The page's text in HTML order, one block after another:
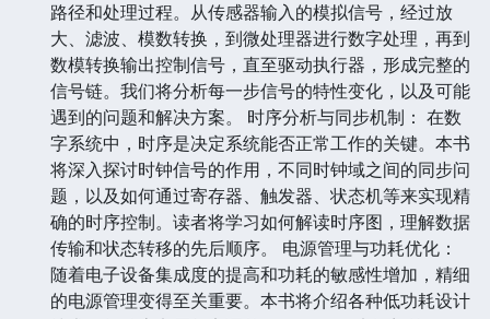
路径和处理过程。从传感器输入的模拟信号，经过放
大、滤波、模数转换，到微处理器进行数字处理，再到
数模转换输出控制信号，直至驱动执行器，形成完整的
信号链。我们将分析每一步信号的特性变化，以及可能
遇到的问题和解决方案。 时序分析与同步机制： 在数
字系统中，时序是决定系统能否正常工作的关键。本书
将深入探讨时钟信号的作用，不同时钟域之间的同步问
题，以及如何通过寄存器、触发器、状态机等来实现精
确的时序控制。读者将学习如何解读时序图，理解数据
传输和状态转移的先后顺序。 电源管理与功耗优化：
随着电子设备集成度的提高和功耗的敏感性增加，精细
的电源管理变得至关重要。本书将介绍各种低功耗设计